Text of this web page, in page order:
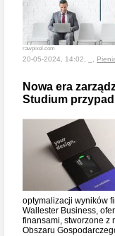
rawpixel.com
20-05-2024, 14:02, _,
Nowa era
Studium
optymalizacji wyników
Wallester Business,
finansami, stworzone z
Obszaru